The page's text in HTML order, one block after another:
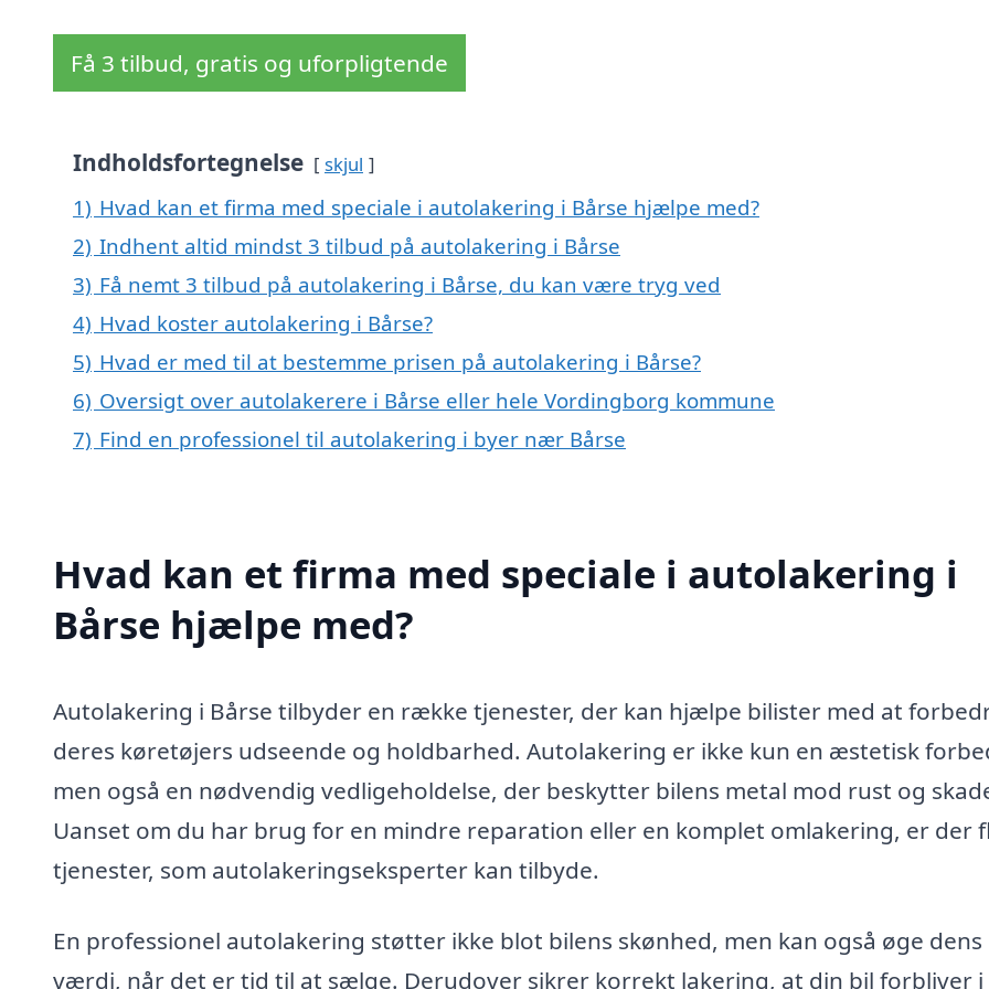
Få 3 tilbud, gratis og uforpligtende
Indholdsfortegnelse skjul
1) Hvad kan et firma med speciale i autolakering i Bårse hjælpe med?
2) Indhent altid mindst 3 tilbud på autolakering i Bårse
3) Få nemt 3 tilbud på autolakering i Bårse, du kan være tryg ved
4) Hvad koster autolakering i Bårse?
5) Hvad er med til at bestemme prisen på autolakering i Bårse?
6) Oversigt over autolakerere i Bårse eller hele Vordingborg kommune
7) Find en professionel til autolakering i byer nær Bårse
Hvad kan et firma med speciale i autolakering i
Bårse hjælpe med?
Autolakering i Bårse tilbyder en række tjenester, der kan hjælpe bilister med at
deres køretøjers udseende og holdbarhed. Autolakering er ikke kun en æstetisk
men også en nødvendig vedligeholdelse, der beskytter bilens metal mod rust og
Uanset om du har brug for en mindre reparation eller en komplet omlakering, er der
tjenester, som autolakeringseksperter kan tilbyde.
En professionel autolakering støtter ikke blot bilens skønhed, men kan også øge dens
værdi, når det er tid til at sælge. Derudover sikrer korrekt lakering, at din bil forbliver